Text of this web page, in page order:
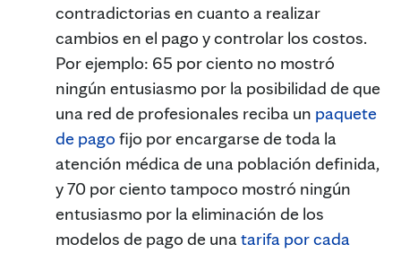
contradictorias en cuanto a realizar
cambios en el pago y controlar los costos.
Por ejemplo: 65 por ciento no mostró
ningún entusiasmo por la posibilidad de que
una red de profesionales reciba un paquete
de pago fijo por encargarse de toda la
atención médica de una población definida,
y 70 por ciento tampoco mostró ningún
entusiasmo por la eliminación de los
modelos de pago de una tarifa por cada